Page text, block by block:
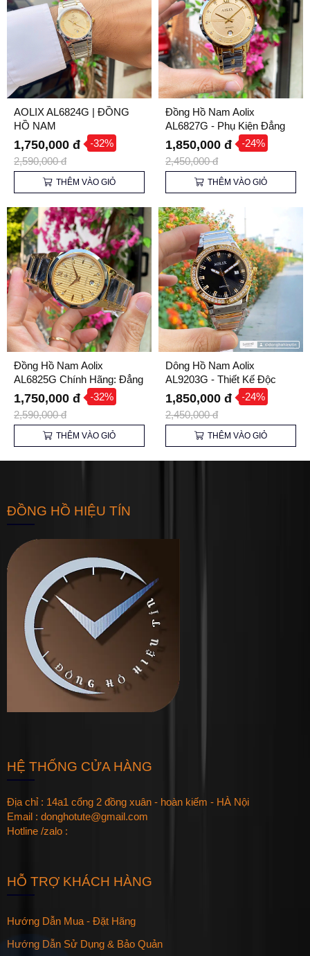
AOLIX AL6824G | ĐỒNG
HỒ NAM
1,750,000 đ -32%
2,590,000 đ
THÊM VÀO GIỎ
Đồng Hồ Nam Aolix
AL6827G - Phụ Kiện Đẳng
Cấp Thể Hiện Phong Độ
Phái Mạnh
1,850,000 đ -24%
2,450,000 đ
THÊM VÀO GIỎ
Đồng Hồ Nam Aolix
AL6825G Chính Hãng: Đẳng
Cấp Sang Trọng, Nổi Bật Cá
Tính
1,750,000 đ -32%
2,590,000 đ
THÊM VÀO GIỎ
Dông Hồ Nam Aolix
AL9203G - Thiết Kế Độc
Đáo, Thu Hút Mọi Ánh Nhìn
1,850,000 đ -24%
2,450,000 đ
THÊM VÀO GIỎ
ĐỒNG HỒ HIỆU TÍN
HỆ THỐNG CỬA HÀNG
Địa chỉ : 14a1 cổng 2 đồng xuân - hoàn kiếm - HÀ Nội
Email : donghotute@gmail.com
Hotline /zalo :
HỖ TRỢ KHÁCH HÀNG
Hướng Dẫn Mua - Đặt Hãng
Hướng Dẫn Sử Dụng & Bảo Quản